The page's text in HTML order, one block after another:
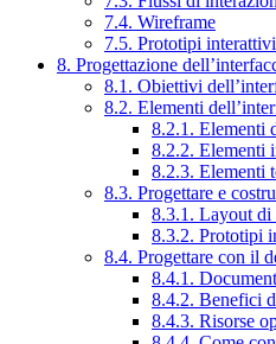
7.4. Wireframe
7.5. Prototipi interattivi
8. Progettazione
8.1. Obiettivi
8.2. Elementi
8.2.1. Elementi
8.2.2. Elementi
8.2.3. Elementi
8.3. Progettare e
8.3.1. Layout di
8.3.2. Prototipi
8.4. Progettare con il
8.4.1.
8.4.2. Benefici
8.4.3. Risorse